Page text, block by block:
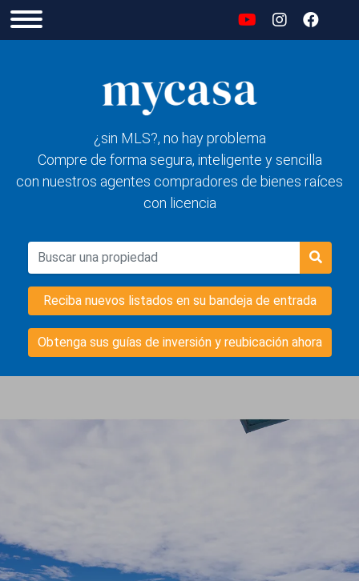
¿sin MLS?, no hay problema
Compre de forma segura, inteligente y sencilla
con nuestros agentes compradores de bienes raíces
con licencia
Reciba nuevos listados en su bandeja de entrada
Obtenga sus guías de inversión y reubicación ahora